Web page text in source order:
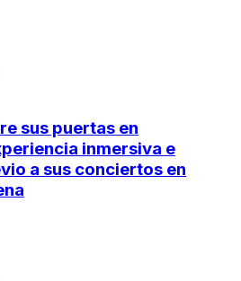
sus puertas en
inmersiva e
a sus conciertos en